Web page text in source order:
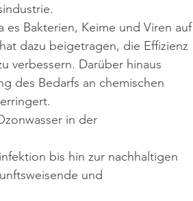
Bakterien, Keime und Viren auf
dazu beigetragen, die Effizienz
verbessern. Darüber hinaus
des Bedarfs an chemischen
in der
bis hin zur nachhaltigen
und